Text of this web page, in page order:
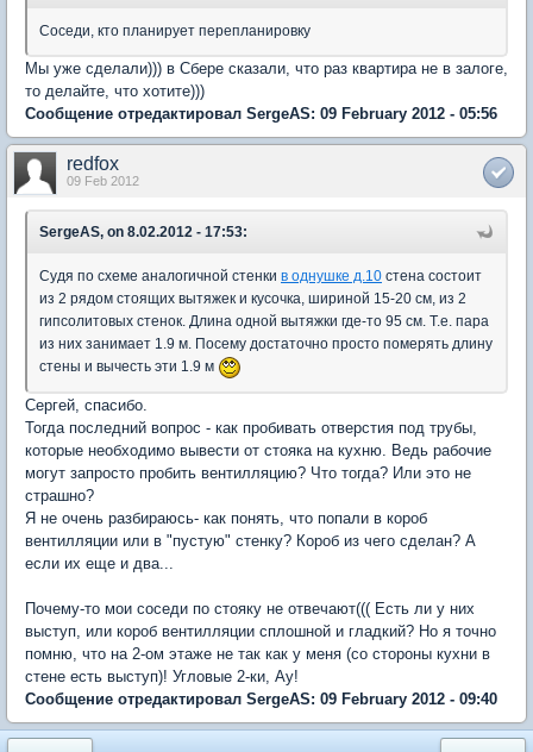
Соседи, кто планирует перепланировку
Мы уже сделали))) в Сбере сказали, что раз квартира не в залоге,
то делайте, что хотите)))
Сообщение отредактировал SergeAS: 09 February 2012 - 05:56
redfox
09 Feb 2012
SergeAS, on 8.02.2012 - 17:53:
Судя по схеме аналогичной стенки в однушке д.10 стена состоит
из 2 рядом стоящих вытяжек и кусочка, шириной 15-20 см, из 2
гипсолитовых стенок. Длина одной вытяжки где-то 95 см. Т.е. пара
из них занимает 1.9 м. Посему достаточно просто померять длину
стены и вычесть эти 1.9 м
Сергей, спасибо.
Тогда последний вопрос - как пробивать отверстия под трубы,
которые необходимо вывести от стояка на кухню. Ведь рабочие
могут запросто пробить вентилляцию? Что тогда? Или это не
страшно?
Я не очень разбираюсь- как понять, что попали в короб
вентилляции или в "пустую" стенку? Короб из чего сделан? А
если их еще и два...
Почему-то мои соседи по стояку не отвечают((( Есть ли у них
выступ, или короб вентилляции сплошной и гладкий? Но я точно
помню, что на 2-ом этаже не так как у меня (со стороны кухни в
стене есть выступ)! Угловые 2-ки, Ау!
Сообщение отредактировал SergeAS: 09 February 2012 - 09:40